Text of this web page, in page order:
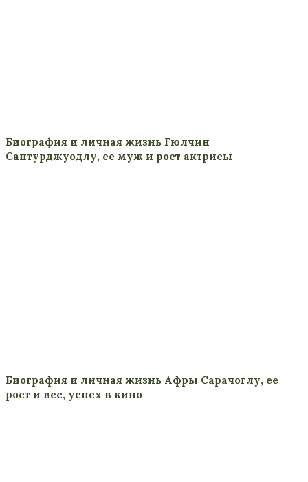
Биография и личная жизнь Гюлчин
Сантурджуодлу, ее муж и рост актрисы
Биография и личная жизнь Афры Сарачоглу, ее
рост и вес, успех в кино